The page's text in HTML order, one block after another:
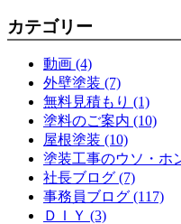
カテゴリー
動画 (4)
外壁塗装 (7)
無料見積もり (1)
塗料のご案内 (10)
屋根塗装 (10)
塗装工事のウソ・ホ
社長ブログ (7)
事務員ブログ (117)
ＤＩＹ (3)